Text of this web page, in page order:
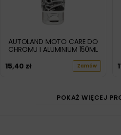
AUTOLAND MOTO CARE DO
CHROMU I ALUMINIUM 150ML
15,40 zł Zamów
POKAŻ WIĘCEJ